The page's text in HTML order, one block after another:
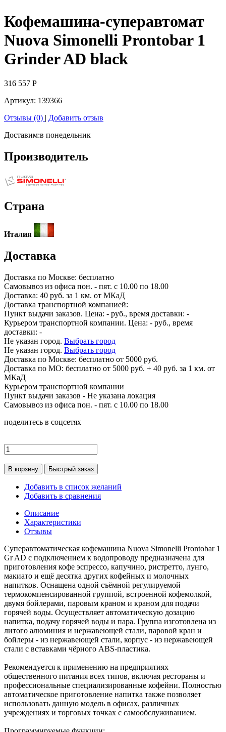
Кофемашина-суперавтомат
Nuova Simonelli Prontobar 1
Grinder AD black
316 557 Р
Артикул: 139366
Отзывы (0) | Добавить отзыв
Доставим:в понедельник
Производитель
Страна
Италия
Доставка
Доставка по Москве: бесплатно
Самовывоз из офиса пон. - пят. с 10.00 по 18.00
Доставка: 40 руб. за 1 км. от МКаД
Доставка транспортной компанией:
Пункт выдачи заказов. Цена: - руб., время доставки: -
Курьером транспортной компании. Цена: - руб., время
доставки: -
Не указан город. Выбрать город
Не указан город. Выбрать город
Доставка по Москве: бесплатно от 5000 руб.
Доставка по МО: бесплатно от 5000 руб. + 40 руб. за 1 км. от
МКаД
Курьером транспортной компании
Пункт выдачи заказов - Не указана локация
Самовывоз из офиса пон. - пят. с 10.00 по 18.00
поделитесь в соцсетях
В корзину Быстрый заказ
Добавить в список желаний
Добавить в сравнения
Описание
Характеристики
Отзывы
Суперавтоматическая кофемашина Nuova Simonelli Prontobar 1
Gr AD с подключением к водопроводу предназначена для
приготовления кофе эспрессо, капучино, ристретто, лунго,
макиато и ещё десятка других кофейных и молочных
напитков. Оснащена одной съёмной регулируемой
термокомпенсированной группой, встроенной кофемолкой,
двумя бойлерами, паровым краном и краном для подачи
горячей воды. Осуществляет автоматическую дозацию
напитка, подачу горячей воды и пара. Группа изготовлена из
литого алюминия и нержавеющей стали, паровой кран и
бойлеры - из нержавеющей стали, корпус - из нержавеющей
стали с вставками чёрного ABS-пластика.
Рекомендуется к применению на предприятиях
общественного питания всех типов, включая рестораны и
профессиональные специализированные кофейни. Полностью
автоматическое приготовление напитка также позволяет
использовать данную модель в офисах, различных
учреждениях и торговых точках с самообслуживанием.